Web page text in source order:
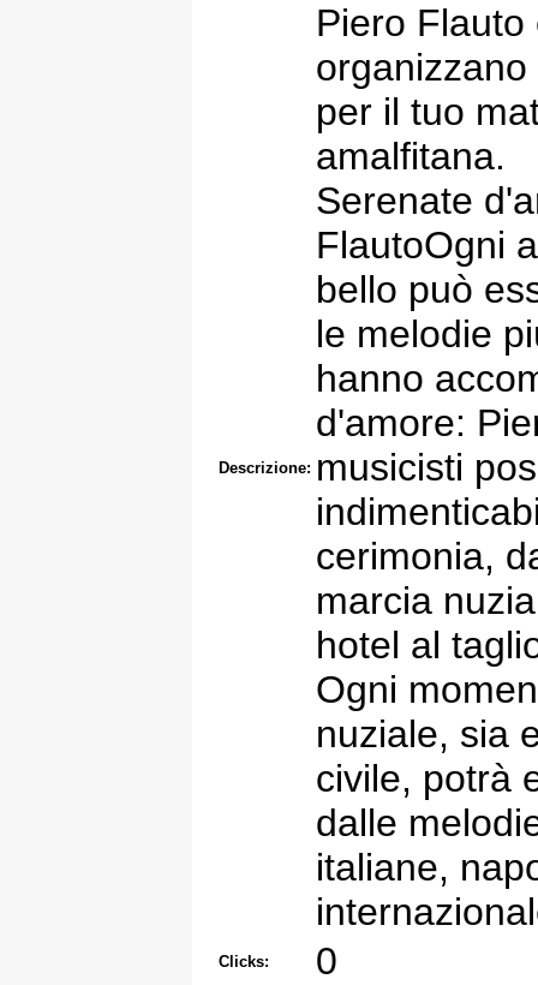
Descrizione:
Piero
per il tuo
amalfitana.
Serenate
FlautoOgni
bello può
le melodie
hanno
d'amore:
musicisti
cerimonia,
marcia
hotel al
Ogni
nuziale, sia
civile, potrà
dalle
italiane,
Clicks: 0